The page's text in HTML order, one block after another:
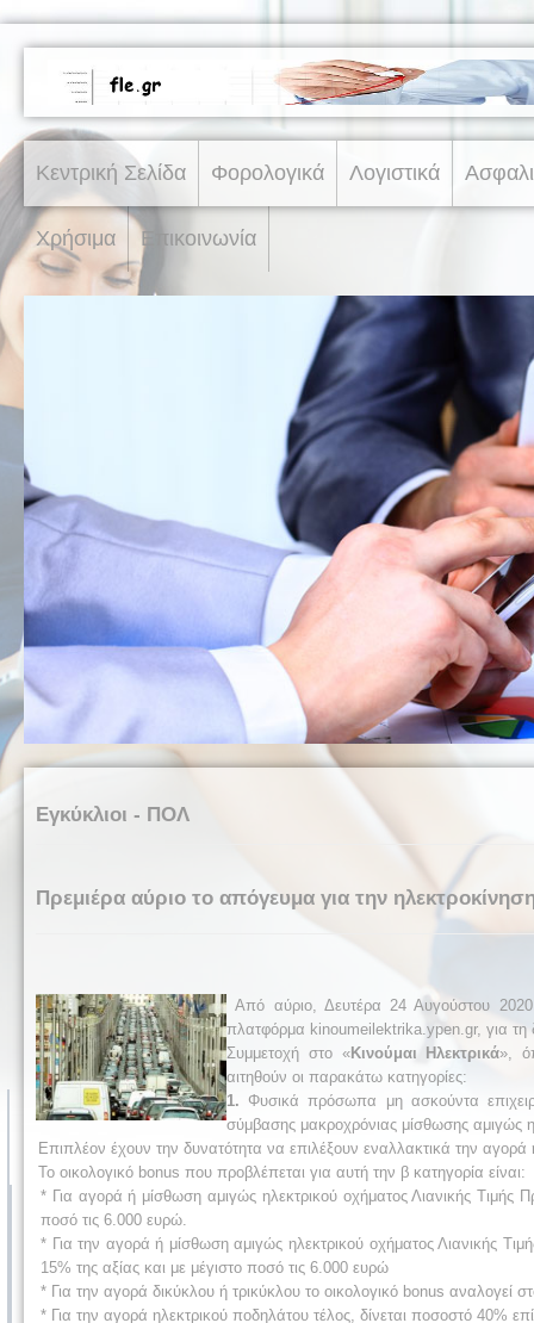
Κεντρική Σελίδα Φορολογικά Λογιστικά
Χρήσιμα Επικοινωνία
Εγκύκλιοι - ΠΟΛ
Πρεμιέρα αύριο το απόγευμα για την
Από αύριο, ‪Δευτέρα 24 Αυγούστου
πλατφόρμα ‪kinoumeilektrika.ypen.gr‬, για τη
Συμμετοχή στο «Κινούμαι Ηλεκτρικά»,
αιτηθούν οι παρακάτω κατηγορίες:
1. Φυσικά πρόσωπα μη ασκούντα
σύμβασης μακροχρόνιας μίσθωσης αμιγώς
Επιπλέον έχουν την δυνατότητα να επιλέξουν εναλλακτικά την
Το οικολογικό bonus που προβλέπεται για αυτή την β κατηγορία είναι:
* Για αγορά ή μίσθωση αμιγώς ηλεκτρικού οχήματος Λιανικής
ποσό τις 6.000 ευρώ.
* Για την αγορά ή μίσθωση αμιγώς ηλεκτρικού οχήματος Λιανικής
15% της αξίας και με μέγιστο ποσό τις 6.000 ευρώ
* Για την αγορά δικύκλου ή τρικύκλου το οικολογικό bonus αναλογεί
* Για την αγορά ηλεκτρικού ποδηλάτου τέλος, δίνεται ποσοστό 40%